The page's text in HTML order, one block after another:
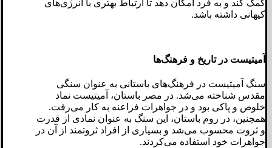
کمک کند و به فرد امکان دهد تا ارتباط بهتری با انرژی‌های
کیهانی داشته باشد.
آمیتیست در تاریخ و فرهنگ‌ها
سنگ آمیتیست در فرهنگ‌های باستانی به عنوان سنگی
مقدس شناخته می‌شد. در مصر باستان، آمیتیست نماد
خلوص و پاکی بود و در جواهرات فراعنه به کار می‌رفت.
همچنین، در روم باستان، این سنگ به عنوان نمادی از قدرت
و ثروت محسوب می‌شد و بسیاری از افراد ثروتمند از آن در
جواهرات خود استفاده می‌کردند.